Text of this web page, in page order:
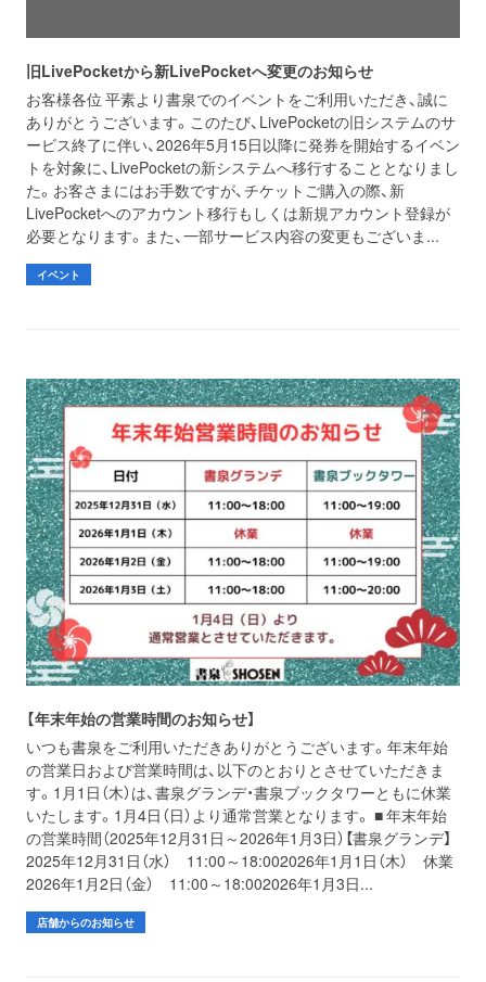
旧LivePocketから新LivePocketへ変更のお知らせ
お客様各位 平素より書泉でのイベントをご利用いただき、誠に
ありがとうございます。このたび、LivePocketの旧システムのサ
ービス終了に伴い、2026年5月15日以降に発券を開始するイベン
トを対象に、LivePocketの新システムへ移行することとなりまし
た。お客さまにはお手数ですが、チケットご購入の際、新
LivePocketへのアカウント移行もしくは新規アカウント登録が
必要となります。また、一部サービス内容の変更もございま...
イベント
【年末年始の営業時間のお知らせ】
いつも書泉をご利用いただきありがとうございます。年末年始
の営業日および営業時間は、以下のとおりとさせていただきま
す。1月1日（木）は、書泉グランデ・書泉ブックタワーともに休業
いたします。1月4日（日）より通常営業となります。 ■ 年末年始
の営業時間（2025年12月31日～2026年1月3日）【書泉グランデ】
2025年12月31日（水） 11:00～18:002026年1月1日（木） 休業
2026年1月2日（金） 11:00～18:002026年1月3日...
店舗からのお知らせ